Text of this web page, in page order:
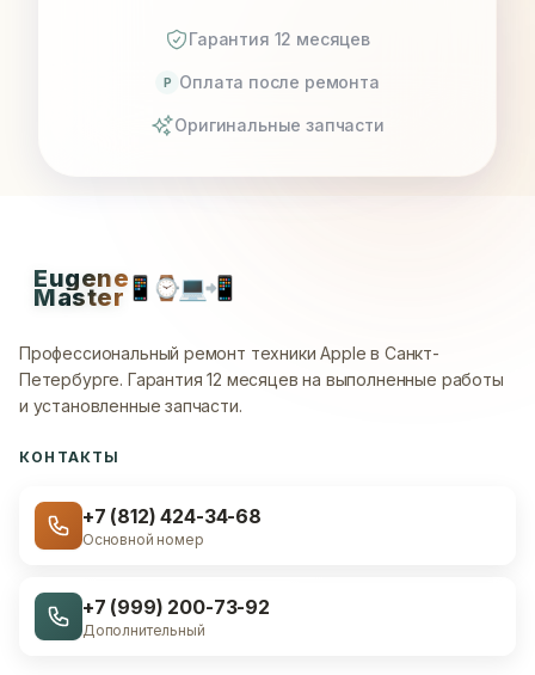
Гарантия 12 месяцев
P Оплата после ремонта
Оригинальные запчасти
Eugene
Master📱 ⌚💻📲
Профессиональный ремонт техники Apple в Санкт-
Петербурге. Гарантия 12 месяцев на выполненные работы
и установленные запчасти.
КОНТАКТЫ
+7 (812) 424-34-68
Основной номер
+7 (999) 200-73-92
Дополнительный